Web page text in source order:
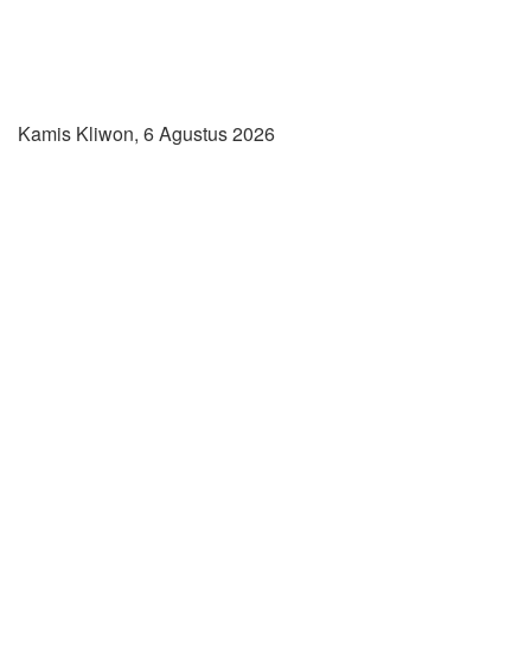
Kamis Kliwon, 6 Agustus 2026